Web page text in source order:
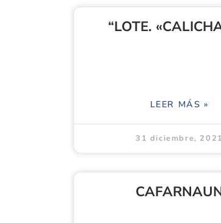
“LOTE.
LEER MÁS »
31 diciembre, 2021